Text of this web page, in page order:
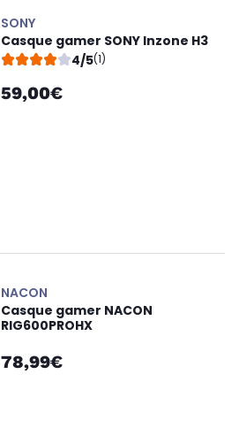
SONY
Casque gamer SONY Inzone H3
4/5(1)
59,00€
NACON
Casque gamer NACON
RIG600PROHX
78,99€